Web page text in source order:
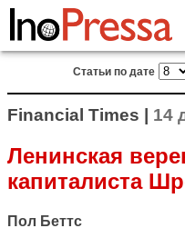
Статьи по дате
Financial Times | 14
Ленинская
капиталиста
Пол Беттс